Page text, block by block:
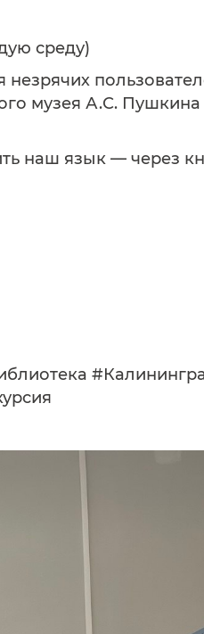
среду)
музея А.С.
наш язык — через